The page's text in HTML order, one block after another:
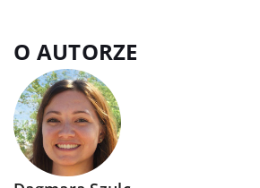
O AUTORZE